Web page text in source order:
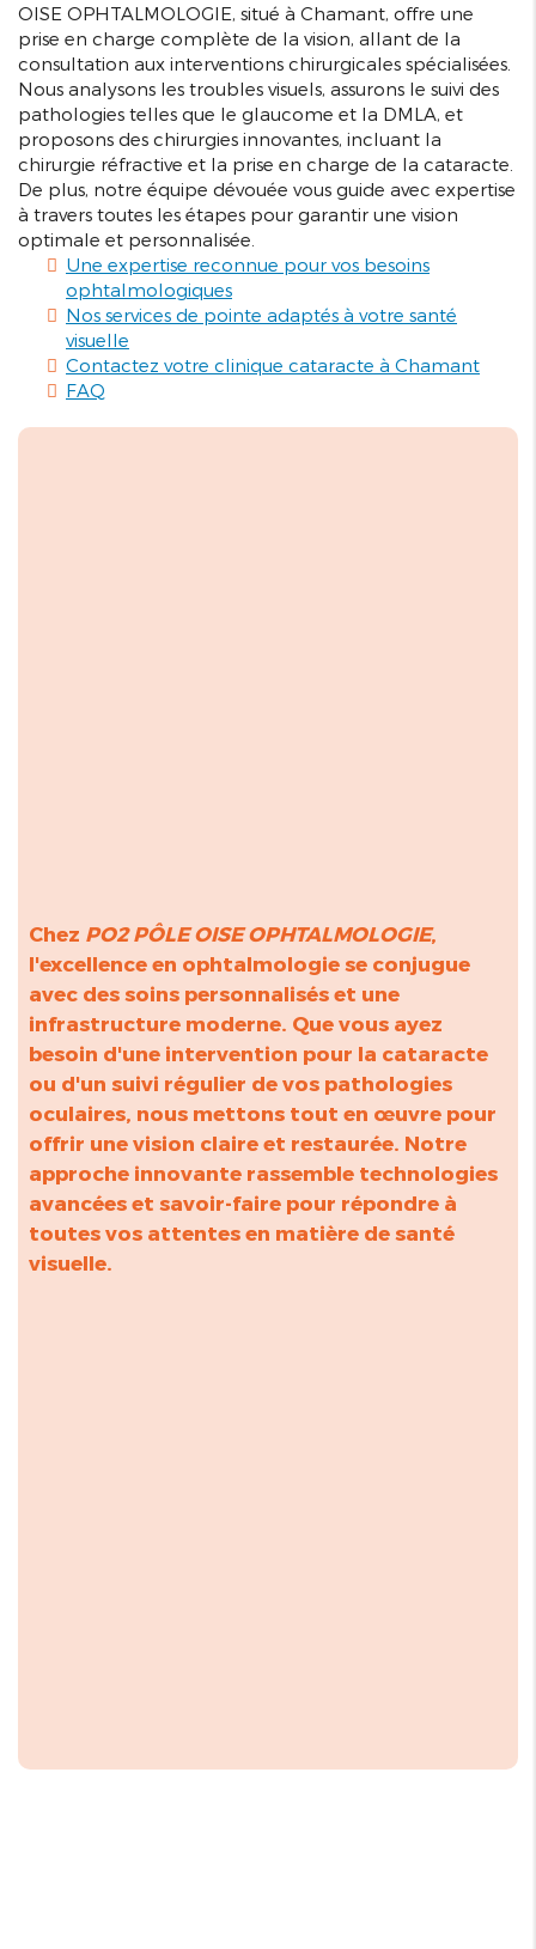
OISE OPHTALMOLOGIE, situé à Chamant, offre une
prise en charge complète de la vision, allant de la
consultation aux interventions chirurgicales spécialisées.
Nous analysons les troubles visuels, assurons le suivi des
pathologies telles que le glaucome et la DMLA, et
proposons des chirurgies innovantes, incluant la
chirurgie réfractive et la prise en charge de la cataracte.
De plus, notre équipe dévouée vous guide avec expertise
à travers toutes les étapes pour garantir une vision
optimale et personnalisée.
Une expertise reconnue pour vos besoins
ophtalmologiques
Nos services de pointe adaptés à votre santé
visuelle
Contactez votre clinique cataracte à Chamant
FAQ
Chez PO2 PÔLE OISE OPHTALMOLOGIE,
l'excellence en ophtalmologie se conjugue
avec des soins personnalisés et une
infrastructure moderne. Que vous ayez
besoin d'une intervention pour la cataracte
ou d'un suivi régulier de vos pathologies
oculaires, nous mettons tout en œuvre pour
offrir une vision claire et restaurée. Notre
approche innovante rassemble technologies
avancées et savoir-faire pour répondre à
toutes vos attentes en matière de santé
visuelle.